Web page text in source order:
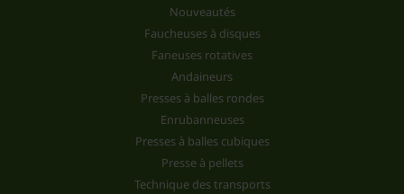
Nouveautés
Faucheuses à disques
Faneuses rotatives
Andaineurs
Presses à balles rondes
Enrubanneuses
Presses à balles cubiques
Presse à pellets
Technique des transports